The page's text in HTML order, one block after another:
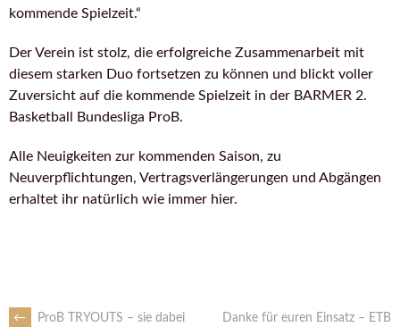
kommende Spielzeit.“
Der Verein ist stolz, die erfolgreiche Zusammenarbeit mit
diesem starken Duo fortsetzen zu können und blickt voller
Zuversicht auf die kommende Spielzeit in der BARMER 2.
Basketball Bundesliga ProB.
Alle Neuigkeiten zur kommenden Saison, zu
Neuverpflichtungen, Vertragsverlängerungen und Abgängen
erhaltet ihr natürlich wie immer hier.
←
ProB TRYOUTS – sie dabei
Danke für euren Einsatz – ETB